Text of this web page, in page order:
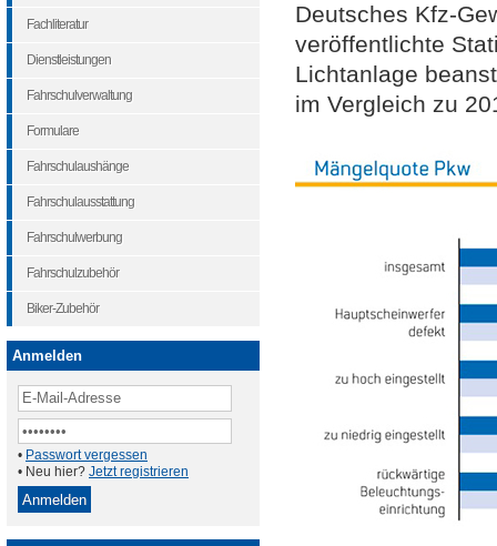
Deutsches Kfz-
veröffentlichte
Lichtanlage
im Vergleich zu
Fachliteratur
Dienstleistungen
Fahrschulverwaltung
Formulare
Fahrschulaushänge
Fahrschulausstattung
Fahrschulwerbung
Fahrschulzubehör
Biker-Zubehör
Anmelden
• Passwort vergessen
• Neu hier? Jetzt registrieren